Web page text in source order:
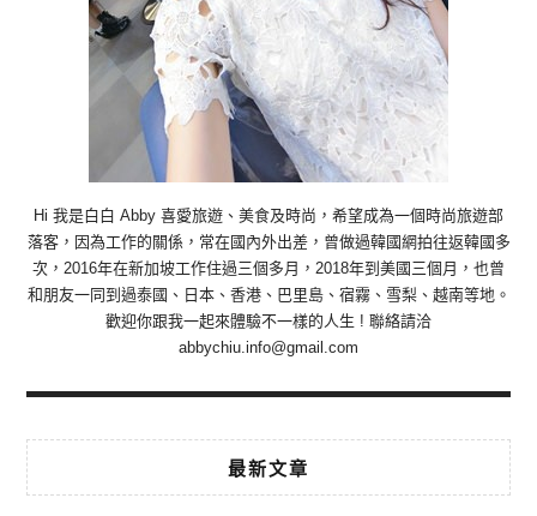
Hi 我是白白 Abby 喜愛旅遊、美食及時尚，希望成為一個時尚旅遊部
落客，因為工作的關係，常在國內外出差，曾做過韓國網拍往返韓國多
次，2016年在新加坡工作住過三個多月，2018年到美國三個月，也曾
和朋友一同到過泰國、日本、香港、巴里島、宿霧、雪梨、越南等地。
歡迎你跟我一起來體驗不一樣的人生 ! 聯絡請洽
abbychiu.info@gmail.com
最新文章